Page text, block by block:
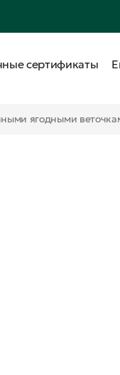
сертификаты
ягодными